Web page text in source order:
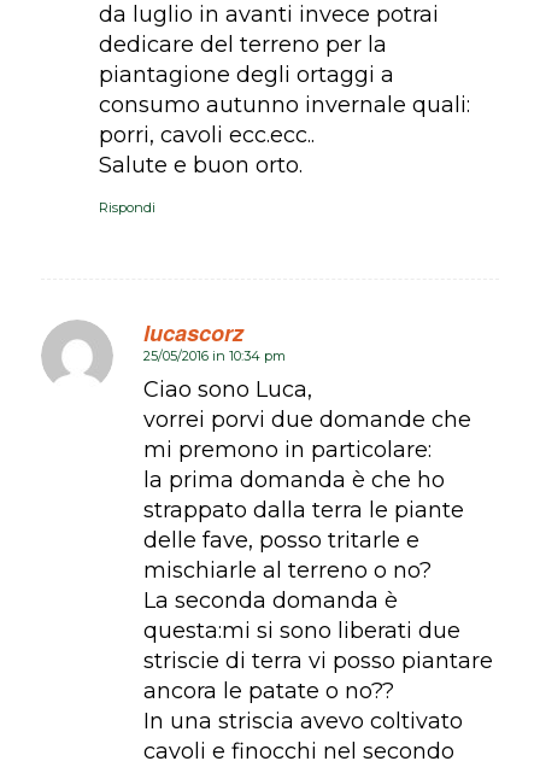
da luglio in avanti invece potrai
dedicare del terreno per la
piantagione degli ortaggi a
consumo autunno invernale quali:
porri, cavoli ecc.ecc..
Salute e buon orto.
Rispondi
lucascorz
dice:
25/05/2016 in 10:34 pm
Ciao sono Luca,
vorrei porvi due domande che
mi premono in particolare:
la prima domanda è che ho
strappato dalla terra le piante
delle fave, posso tritarle e
mischiarle al terreno o no?
La seconda domanda è
questa:mi si sono liberati due
striscie di terra vi posso piantare
ancora le patate o no??
In una striscia avevo coltivato
cavoli e finocchi nel secondo